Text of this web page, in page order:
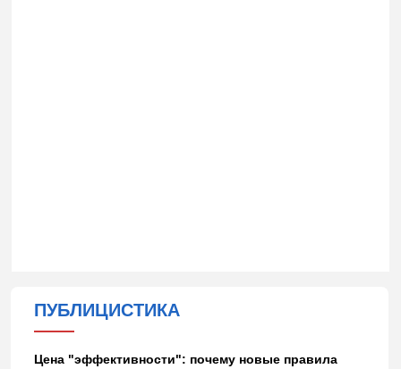
ПУБЛИЦИСТИКА
Цена "эффективности": почему новые правила